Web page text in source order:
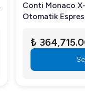
Conti Monaco
Otomatik
₺